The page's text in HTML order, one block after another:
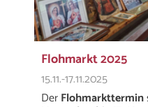
LEITUNG
SPARTEN
ELTERNRAT
HEIME
ABENTEUERCAMP
FLOHMARKT
KONTAKT
ALTPFADFINDER
Flohmarkt 2025
15.11.-17.11.2025
DerFlohmarkttermin